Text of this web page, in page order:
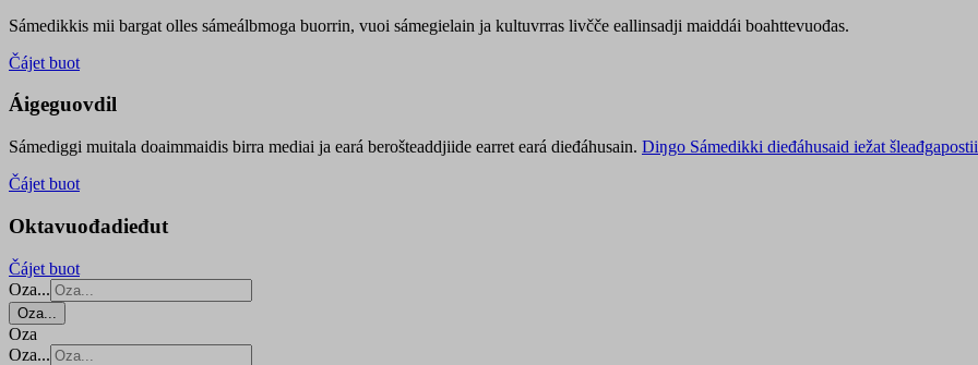
Sámedikkis mii bargat olles sámeálbmoga buorrin, vuoi sámegielain ja kultuvrras livčče eallinsadji maiddái boahttevuođas.
Čájet buot
Áigeguovdil
Sámediggi muitala doaimmaidis birra mediai ja eará berošteaddjiide earret eará dieđáhusain. Diŋgo Sámedikki dieđáhusaid iežat šleađgapostii
Čájet buot
Oktavuođadieđut
Čájet buot
Oza...
Oza...
Oza
Oza...